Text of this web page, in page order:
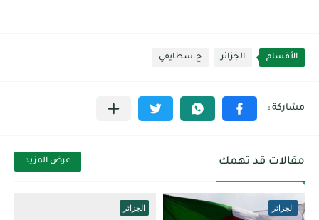
الأقسام الجزائر ح.سطايفي
مقالات قد تهمك عرض المزيد
الجزائر الجزائر